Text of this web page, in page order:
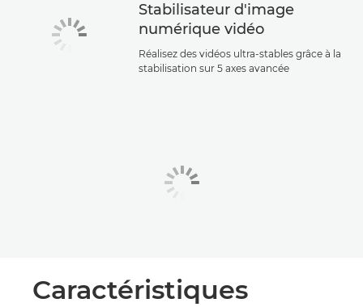
Stabilisateur d'image
numérique vidéo
Réalisez des vidéos ultra-stables grâce à la
stabilisation sur 5 axes avancée
Caractéristiques